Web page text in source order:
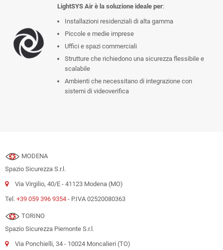
LightSYS Air è la soluzione ideale per:
Installazioni residenziali di alta gamma
Piccole e medie imprese
Uffici e spazi commerciali
Strutture che richiedono una sicurezza flessibile e
scalabile
Ambienti che necessitano di integrazione con
sistemi di videoverifica
MODENA
Spazio Sicurezza S.r.l.
Via Virgilio, 40/E - 41123 Modena (MO)
Tel. +39 059 396 9354 - P.IVA 02520080363
TORINO
Spazio Sicurezza Piemonte S.r.l.
Via Ponchielli, 34 - 10024 Moncalieri (TO)